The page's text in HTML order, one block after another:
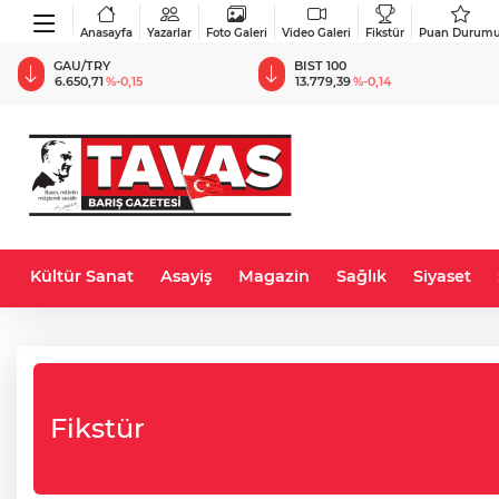
Anasayfa Yazarlar Foto Galeri Video Galeri Fikstür Puan
GAU/TRY
6.650,71%-0,15
BIST 100
13.779,39%-0,14
Kültür Sanat Asayiş Magazin Sağlık Siyaset
Fikstür